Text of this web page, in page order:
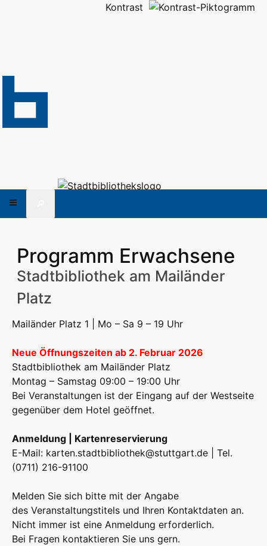
Kontrast
Programm Erwachsene
Stadtbibliothek am Mailänder
Platz
Mailänder Platz 1 | Mo – Sa 9 – 19 Uhr
Neue Öffnungszeiten ab 2. Februar 2026
Stadtbibliothek am Mailänder Platz
Montag – Samstag 09:00 – 19:00 Uhr
Bei Veranstaltungen ist der Eingang auf der Westseite
gegenüber dem Hotel geöffnet.
Anmeldung | Kartenreservierung
E-Mail: karten.stadtbibliothek@stuttgart.de | Tel.
(0711) 216-91100
Melden Sie sich bitte mit der Angabe
des Veranstaltungstitels und Ihren Kontaktdaten an.
Nicht immer ist eine Anmeldung erforderlich.
Bei Fragen kontaktieren Sie uns gern.